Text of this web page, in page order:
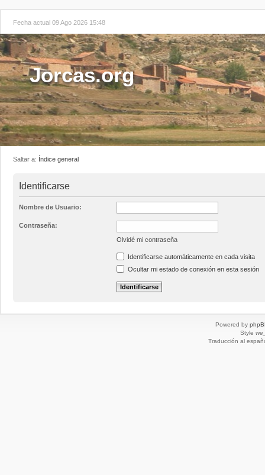
Fecha actual 09 Ago 2026 15:48
Jorcas.org
Saltar a: Índice general
Identificarse
Nombre de Usuario:
Contraseña:
Olvidé mi contraseña
Identificarse automáticamente en cada visita
Ocultar mi estado de conexión en esta sesión
Powered by
Style
Traducción al